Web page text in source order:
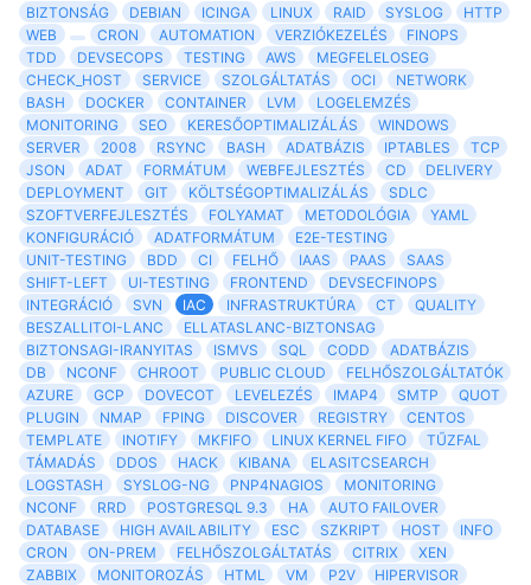
BIZTONSÁG
DEBIAN ICINGA LINUX RAID SYSLOG
HTTP
WEB
CRON AUTOMATION VERZIÓKEZELÉS
FINOPS
TDD
DEVSECOPS TESTING AWS
MEGFELELOSEG
CHECK_HOST
SERVICE SZOLGÁLTATÁS OCI
NETWORK
BASH
DOCKER CONTAINER LVM
LOGELEMZÉS
MONITORING
SEO KERESŐOPTIMALIZÁLÁS
WINDOWS
SERVER
2008 RSYNC BASH ADATBÁZIS IPTABLES
TCP
JSON
ADAT FORMÁTUM WEBFEJLESZTÉS CD
DELIVERY
DEPLOYMENT
GIT KÖLTSÉGOPTIMALIZÁLÁS
SDLC
SZOFTVERFEJLESZTÉS
FOLYAMAT METODOLÓGIA
YAML
KONFIGURÁCIÓ
ADATFORMÁTUM
E2E-TESTING
UNIT-TESTING
BDD CI FELHŐ IAAS PAAS
SAAS
SHIFT-LEFT
UI-TESTING FRONTEND
DEVSECFINOPS
INTEGRÁCIÓ
SVN IAC INFRASTRUKTÚRA CT
QUALITY
BESZALLITOI-LANC
ELLATASLANC-BIZTONSAG
BIZTONSAGI-IRANYITAS
ISMVS SQL CODD
ADATBÁZIS
DB
NCONF CHROOT PUBLIC CLOUD
FELHŐSZOLGÁLTATÓK
AZURE
GCP DOVECOT LEVELEZÉS IMAP4 SMTP
QUOT
PLUGIN
NMAP FPING DISCOVER REGISTRY
CENTOS
TEMPLATE
INOTIFY MKFIFO LINUX KERNEL FIFO
TŰZFAL
TÁMADÁS
DDOS HACK KIBANA
ELASITCSEARCH
LOGSTASH
SYSLOG-NG PNP4NAGIOS
MONITORING
NCONF
RRD POSTGRESQL 9.3 HA
AUTO FAILOVER
DATABASE
HIGH AVAILABILITY ESC SZKRIPT HOST
INFO
CRON
ON-PREM FELHŐSZOLGÁLTATÁS CITRIX
XEN
ZABBIX
MONITOROZÁS HTML VM P2V
HIPERVISOR